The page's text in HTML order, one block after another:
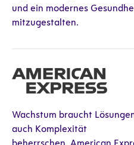
und ein modernes
mitzugestalten.
Wachstum braucht
auch Komplexität